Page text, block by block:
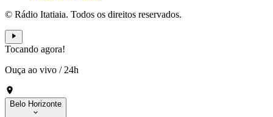
© Rádio Itatiaia. Todos os direitos reservados.
Tocando agora!
Ouça ao vivo / 24h
Belo Horizonte